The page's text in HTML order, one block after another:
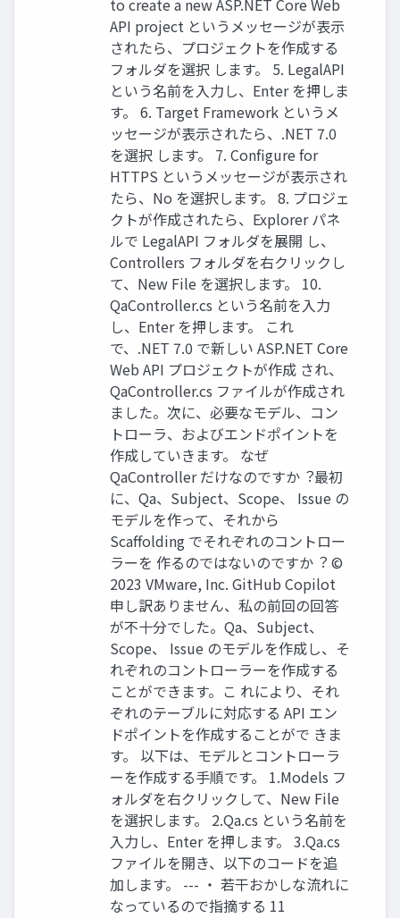
to create a new ASP.NET Core Web
API project というメッセージが表⽰
されたら、プロジェクトを作成する
フォルダを選択 します。 5. LegalAPI
という名前を⼊⼒し、Enter を押しま
す。 6. Target Framework というメ
ッセージが表⽰されたら、.NET 7.0
を選択 します。 7. Configure for
HTTPS というメッセージが表⽰され
たら、No を選択します。 8. プロジェ
クトが作成されたら、Explorer パネ
ルで LegalAPI フォルダを展開 し、
Controllers フォルダを右クリックし
て、New File を選択します。 10.
QaController.cs という名前を⼊⼒
し、Enter を押します。 これ
で、.NET 7.0 で新しい ASP.NET Core
Web API プロジェクトが作成 され、
QaController.cs ファイルが作成され
ました。次に、必要なモデル、コン
トローラ、およびエンドポイントを
作成していきます。 なぜ
QaController だけなのですか︖最初
に、Qa、Subject、Scope、 Issue の
モデルを作って、それから
Scaffolding でそれぞれのコントロー
ラーを 作るのではないのですか︖ ©
2023 VMware, Inc. GitHub Copilot
申し訳ありません、私の前回の回答
が不⼗分でした。Qa、Subject、
Scope、 Issue のモデルを作成し、そ
れぞれのコントローラーを作成する
ことができます。こ れにより、それ
ぞれのテーブルに対応する API エン
ドポイントを作成することがで きま
す。 以下は、モデルとコントローラ
ーを作成する⼿順です。 1.Models フ
ォルダを右クリックして、New File
を選択します。 2.Qa.cs という名前を
⼊⼒し、Enter を押します。 3.Qa.cs
ファイルを開き、以下のコードを追
加します。 --- ・ 若⼲おかしな流れに
なっているので指摘する 11